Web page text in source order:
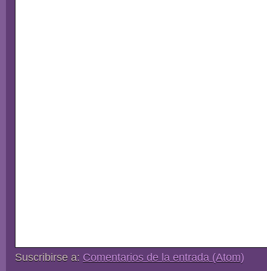
Suscribirse a: Comentarios de la entrada (Atom)